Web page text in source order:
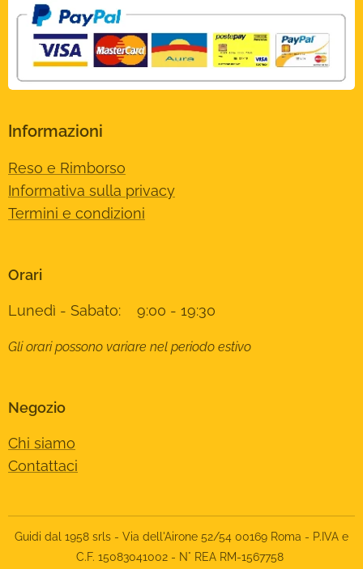
Informazioni
Reso e Rimborso
Informativa sulla privacy
Termini e condizioni
Orari
Lunedì - Sabato: 9:00 - 19:30
Gli orari possono variare nel periodo estivo
Negozio
Chi siamo
Contattaci
Guidi dal 1958 srls - Via dell'Airone 52/54 00169 Roma - P.IVA e
C.F. 15083041002 - N° REA RM-1567758